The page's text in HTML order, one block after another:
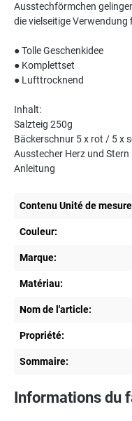
Ausstechförmchen
die vielseitige Verwendung
● Tolle Geschenkidee
● Komplettset
● Lufttrocknend
Inhalt:
Salzteig 250g
Bäckerschnur 5 x rot / 5 x
Ausstecher Herz und Stern
Anleitung
Contenu Unité de
Couleur:
Marque:
Matériau:
Nom de l'article:
Propriété:
Sommaire:
Informations du